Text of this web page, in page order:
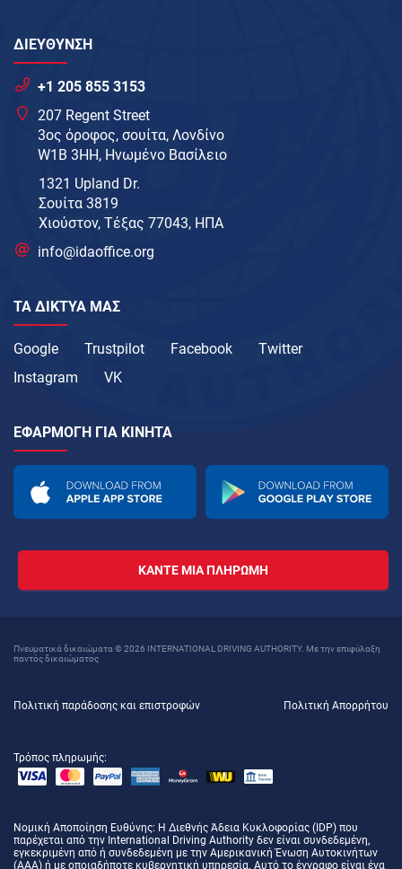
ΔΙΕΥΘΥΝΣΗ
+1 205 855 3153
207 Regent Street
3ος όροφος, σουίτα, Λονδίνο
W1B 3HH, Ηνωμένο Βασίλειο
1321 Upland Dr.
Σουίτα 3819
Χιούστον, Τέξας 77043, ΗΠΑ
info@idaoffice.org
ΤΑ ΔΊΚΤΥΑ ΜΑΣ
Google Trustpilot Facebook
Twitter
Instagram
VK
ΕΦΑΡΜΟΓΉ ΓΙΑ ΚΙΝΗΤΆ
ΚΆΝΤΕ ΜΙΑ ΠΛΗΡΩΜΉ
Πνευματικά δικαιώματα © 2026 INTERNATIONAL DRIVING AUTHORITY. Με την επιφύλαξη
παντός δικαιώματος
Πολιτική παράδοσης και επιστροφών Πολιτική Απορρήτου
Τρόπος πληρωμής:
Νομική Αποποίηση Ευθύνης: Η Διεθνής Άδεια Κυκλοφορίας (IDP) που
παρέχεται από την International Driving Authority δεν είναι συνδεδεμένη,
εγκεκριμένη από ή συνδεδεμένη με την Αμερικανική Ένωση Αυτοκινήτων
(AAA) ή με οποιαδήποτε κυβερνητική υπηρεσία. Αυτό το έγγραφο είναι ένα